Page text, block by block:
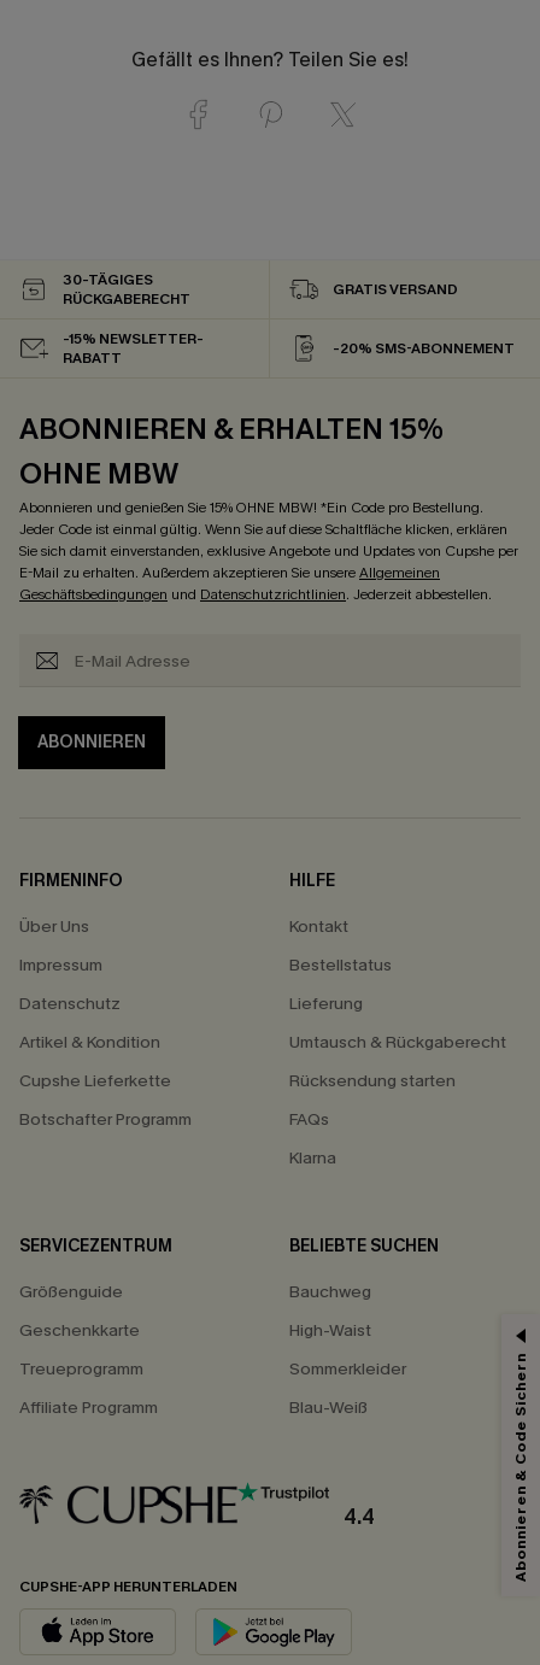
Gefällt es Ihnen? Teilen Sie es!
30-TÄGIGES
RÜCKGABERECHT
GRATIS VERSAND
-15% NEWSLETTER-
RABATT
-20% SMS-ABONNEMENT
ABONNIEREN & ERHALTEN 15%
OHNE MBW
Abonnieren und genießen Sie 15% OHNE MBW! *Ein Code pro Bestellung.
Jeder Code ist einmal gültig. Wenn Sie auf diese Schaltfläche klicken, erklären
Sie sich damit einverstanden, exklusive Angebote und Updates von Cupshe per
E-Mail zu erhalten. Außerdem akzeptieren Sie unsereAllgemeinen
Geschäftsbedingungen und Datenschutzrichtlinien. Jederzeit abbestellen.
ABONNIEREN
FIRMENINFO
Über Uns
Impressum
Datenschutz
Artikel & Kondition
Cupshe Lieferkette
Botschafter Programm
HILFE
Kontakt
Bestellstatus
Lieferung
Umtausch & Rückgaberecht
Rücksendung starten
FAQs
Klarna
SERVICEZENTRUM
Größenguide
Geschenkkarte
Treueprogramm
Affiliate Programm
BELIEBTE SUCHEN
Bauchweg
High-Waist
Sommerkleider
Blau-Weiß
4.4
CUPSHE-APP HERUNTERLADEN
Abonnieren & Code Sichern